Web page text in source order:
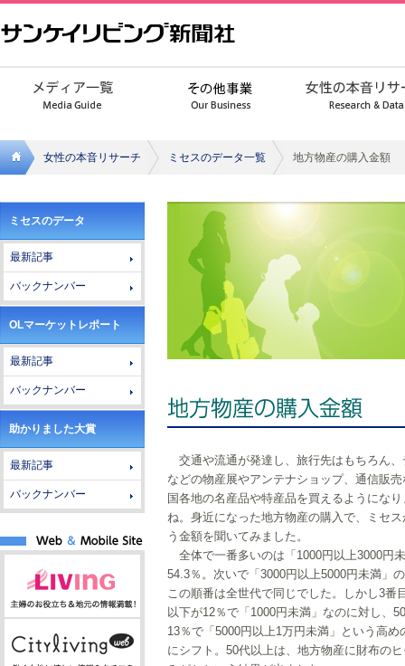
イリビ
ング新
女性の本音リサーチ ミセスのデータ一覧 地方物産の購入金額
ミセスのデータ
最新記事
バックナンバー
OLマーケットレポート
最新記事
バックナンバー
助かりました大賞
最新記事
バックナンバー
交通や流通が発達し、旅行先はもちろん、
などの物産展やアンテナショップ、通信販
国各地の名産品や特産品を買えるようにな
ね。身近になった地方物産の購入で、ミセ
う金額を聞いてみました。
全体で一番多いのは「1000円以上3000円
54.3％。次いで「3000円以上5000円未満」
この順番は全世代で同じでした。しかし3番
以下が12％で「1000円未満」なのに対し、
13％で「5000円以上1万円未満」という高め
にシフト。50代以上は、地方物産に財布の